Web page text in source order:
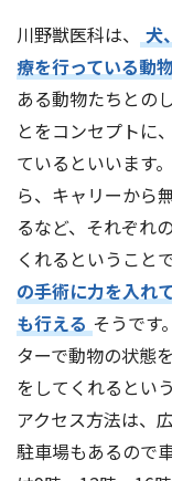
川野獣医科は、
犬
療を行っている動
ある動物たちとの
とをコンセプトに
ているといいます
ら、キャリーから
るなど、それぞれ
くれるということ
の手術に力を入れ
も行える そうです
ターで動物の状態
をしてくれるとい
アクセス方法は、
駐車場もあるので